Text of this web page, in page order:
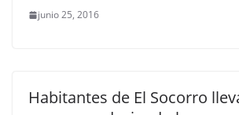
junio 25, 2016
Habitantes de El Socorro